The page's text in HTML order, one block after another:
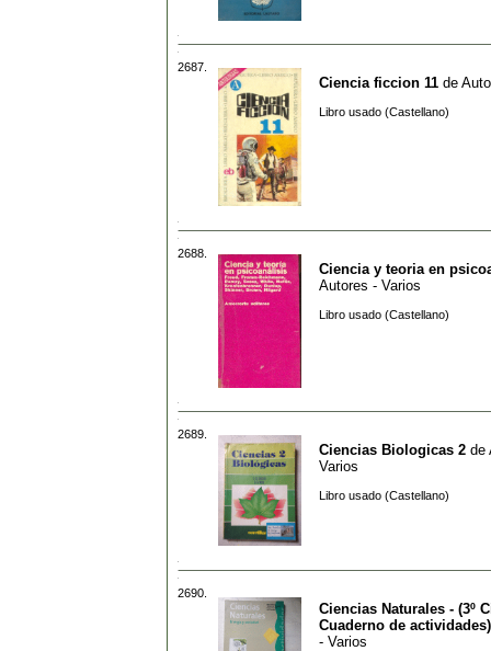
2687.
Ciencia ficcion 11 de
Libro usado (Castellano)
2688.
Ciencia y teoria en
Autores - Varios
Libro usado (Castellano)
2689.
Ciencias Biologicas 2 de
Varios
Libro usado (Castellano)
2690.
Ciencias Naturales - (3º
Cuaderno de actividades)
- Varios